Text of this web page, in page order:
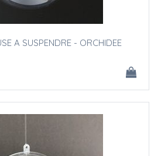
A SUSPENDRE - ORCHIDEE